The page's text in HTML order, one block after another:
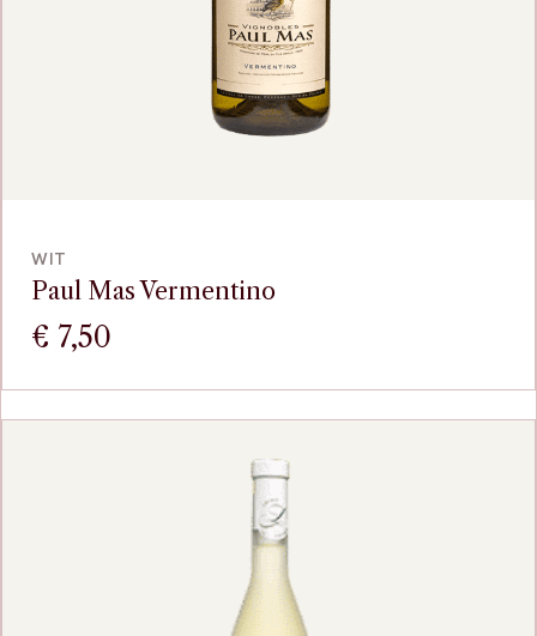
WIT
Paul Mas Vermentino
€ 7,50